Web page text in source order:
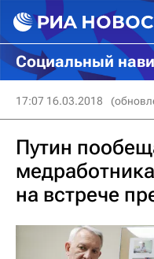
Социальный
17:07 16.03.2018
Путин
на встрече